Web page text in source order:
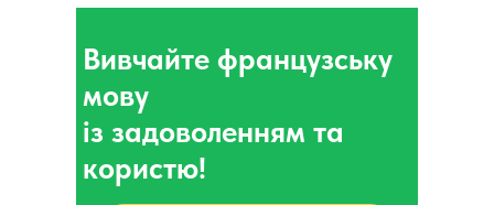
Вивчайте французську
мову
із задоволенням та
користю!